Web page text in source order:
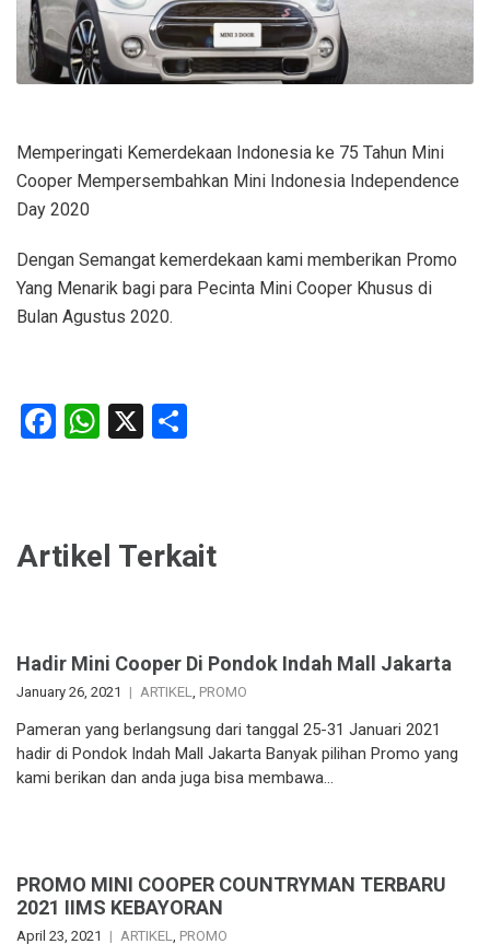
Memperingati Kemerdekaan Indonesia ke 75 Tahun Mini
Cooper Mempersembahkan Mini Indonesia Independence
Day 2020
Dengan Semangat kemerdekaan kami memberikan Promo
Yang Menarik bagi para Pecinta Mini Cooper Khusus di
Bulan Agustus 2020.
Facebook
WhatsApp
X
Artikel Terkait
Hadir Mini Cooper Di Pondok Indah Mall Jakarta
January 26, 2021 ARTIKEL PROMO
Pameran yang berlangsung dari tanggal 25-31 Januari 2021
hadir di Pondok Indah Mall Jakarta Banyak pilihan Promo yang
kami berikan dan anda juga bisa membawa…
PROMO MINI COOPER COUNTRYMAN TERBARU
2021 IIMS KEBAYORAN
April 23, 2021 ARTIKEL PROMO